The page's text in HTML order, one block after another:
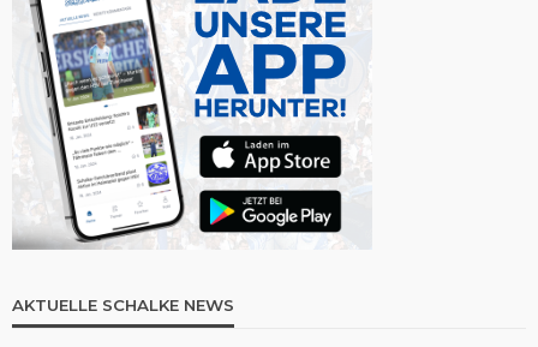
AKTUELLE SCHALKE NEWS